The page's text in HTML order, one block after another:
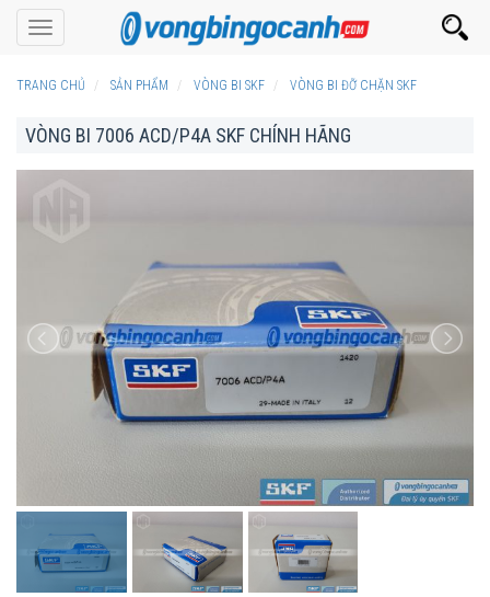
Toggle
navigation
TRANG CHỦ SẢN PHẨM VÒNG BI SKF VÒNG BI ĐỠ CHẶN SKF
VÒNG BI 7006 ACD/P4A SKF CHÍNH HÃNG